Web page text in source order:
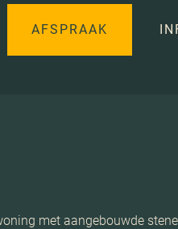
AFSPRAAK
met aangebouwde